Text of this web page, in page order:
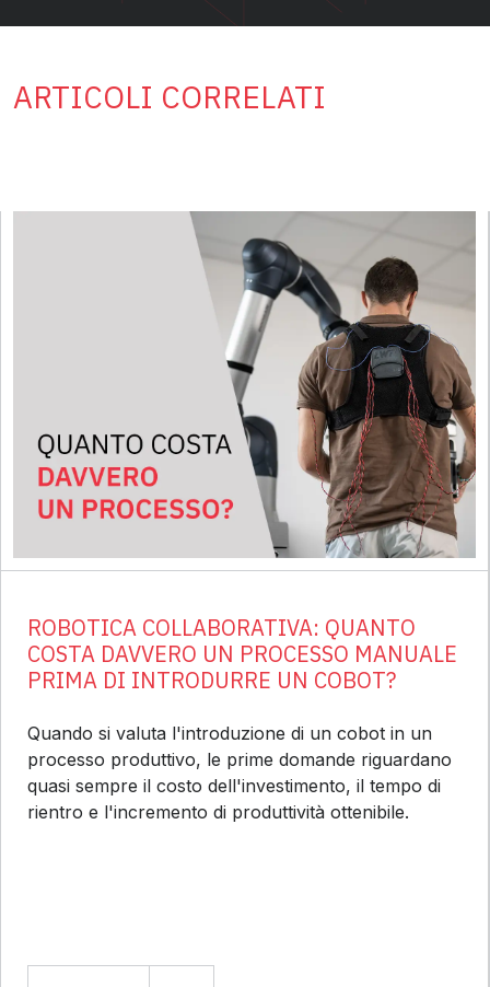
ARTICOLI CORRELATI
ROBOTICA COLLABORATIVA: QUANTO
COSTA DAVVERO UN PROCESSO MANUALE
PRIMA DI INTRODURRE UN COBOT?
Quando si valuta l'introduzione di un cobot in un
processo produttivo, le prime domande riguardano
quasi sempre il costo dell'investimento, il tempo di
rientro e l'incremento di produttività ottenibile.